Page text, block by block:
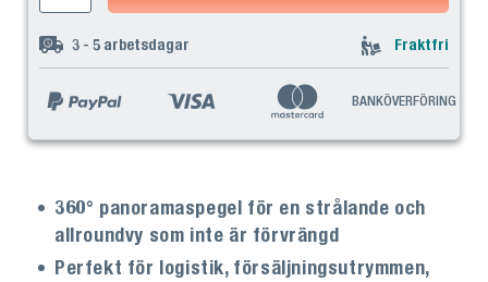
3 - 5 arbetsdagar Fraktfri
BANKÖVERFÖRING
360° panoramaspegel för en strålande och
allroundvy som inte är förvrängd
Perfekt för logistik, försäljningsutrymmen,